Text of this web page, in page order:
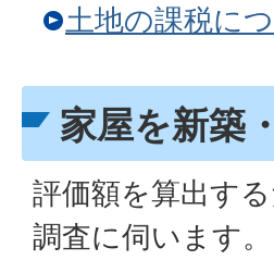
土地の課税に
家屋を新築
評価額を算出す
調査に伺います。